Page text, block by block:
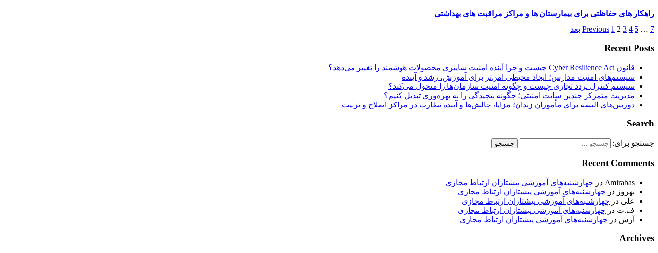
راهکار های حفاظتی برای بیمارستان ها و مراکز مراقبت های بهداشتی
Previous 1 2 3 4 5 … 7 بعد
Recent Posts
قانون Cyber Resilience Act چیست و چرا آینده امنیت سایبری محصولات هوشمند را تغییر می‌دهد؟
سیستم‌های امنیت مدارس؛ ایجاد محیطی امن‌تر برای آموزش، رشد و آینده
سیستم کنترل تردد تجاری چیست و چگونه امنیت سازمان‌ها را متحول می‌کند؟
مدیریت متمرکز چندین سایت امنیتی؛ چگونه پیچیدگی را به بهره‌وری تبدیل کنیم؟
دوربین‌های البسه برای مأموران زندان؛ مزایا، چالش‌ها و آینده نظارت در مراکز اصلاح و تربیت
Search
جستجو برای:
Recent Comments
Amirabas در چهارشنبه‌های آموزشی پیشتازان ارتباط مجازی
بهروز در چهارشنبه‌های آموزشی پیشتازان ارتباط مجازی
علی در چهارشنبه‌های آموزشی پیشتازان ارتباط مجازی
ف.ت در چهارشنبه‌های آموزشی پیشتازان ارتباط مجازی
آرش در چهارشنبه‌های آموزشی پیشتازان ارتباط مجازی
Archives